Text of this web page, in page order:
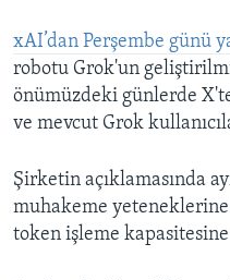
xAI’dan Perşembe günü
robotu Grok'un
önümüzdeki günlerde
ve mevcut Grok
Şirketin açıklamasında
muhakeme
token işleme